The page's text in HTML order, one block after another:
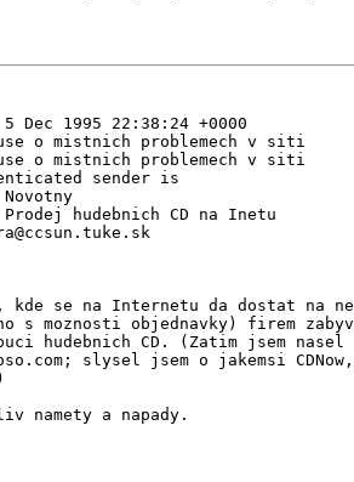
1995 22:38:24 +0000
o mistnich problemech v siti
o mistnich problemech v siti
sender is
hudebnich CD na Inetu
se na Internetu da dostat na
s moznosti objednavky) firem
hudebnich CD. (Zatim jsem
slysel jsem o jakemsi
namety a napady.